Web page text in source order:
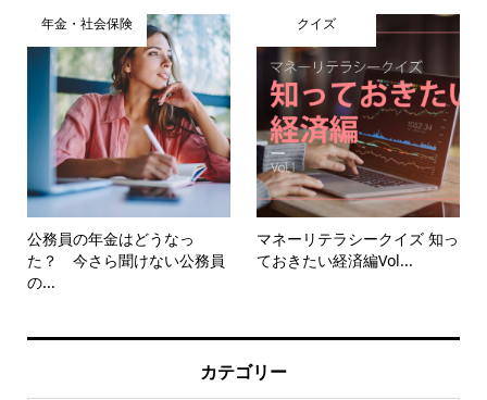
年金・社会保険
公務員の年金はどうなっ
た？ 今さら聞けない公務員
の...
クイズ
マネーリテラシークイズ 知っ
ておきたい経済編Vol...
カテゴリー